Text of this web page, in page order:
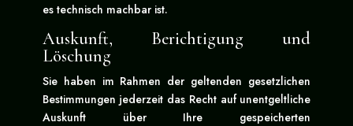
es technisch machbar ist.
Auskunft, Berichtigung und
Löschung
Sie haben im Rahmen der geltenden gesetzlichen
Bestimmungen jederzeit das Recht auf unentgeltliche
Auskunft über Ihre gespeicherten